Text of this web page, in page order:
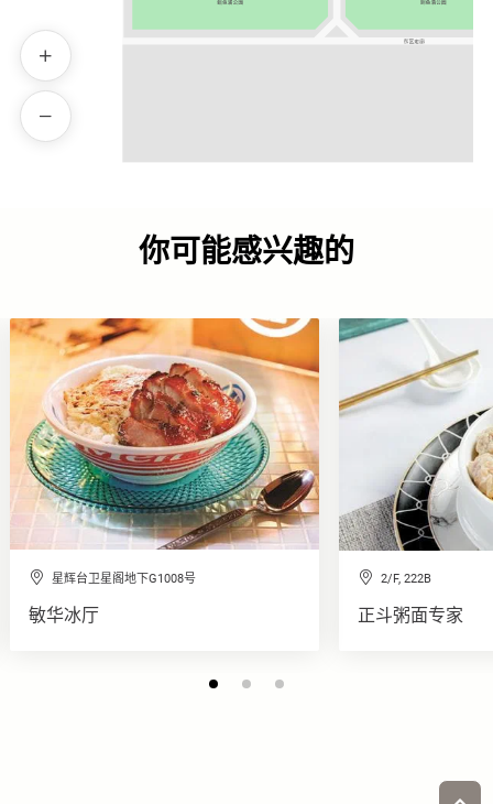
你可能感兴趣的
星辉台卫星阁地下G1008号
敏华冰厅
2/F, 222B
正斗粥面专家